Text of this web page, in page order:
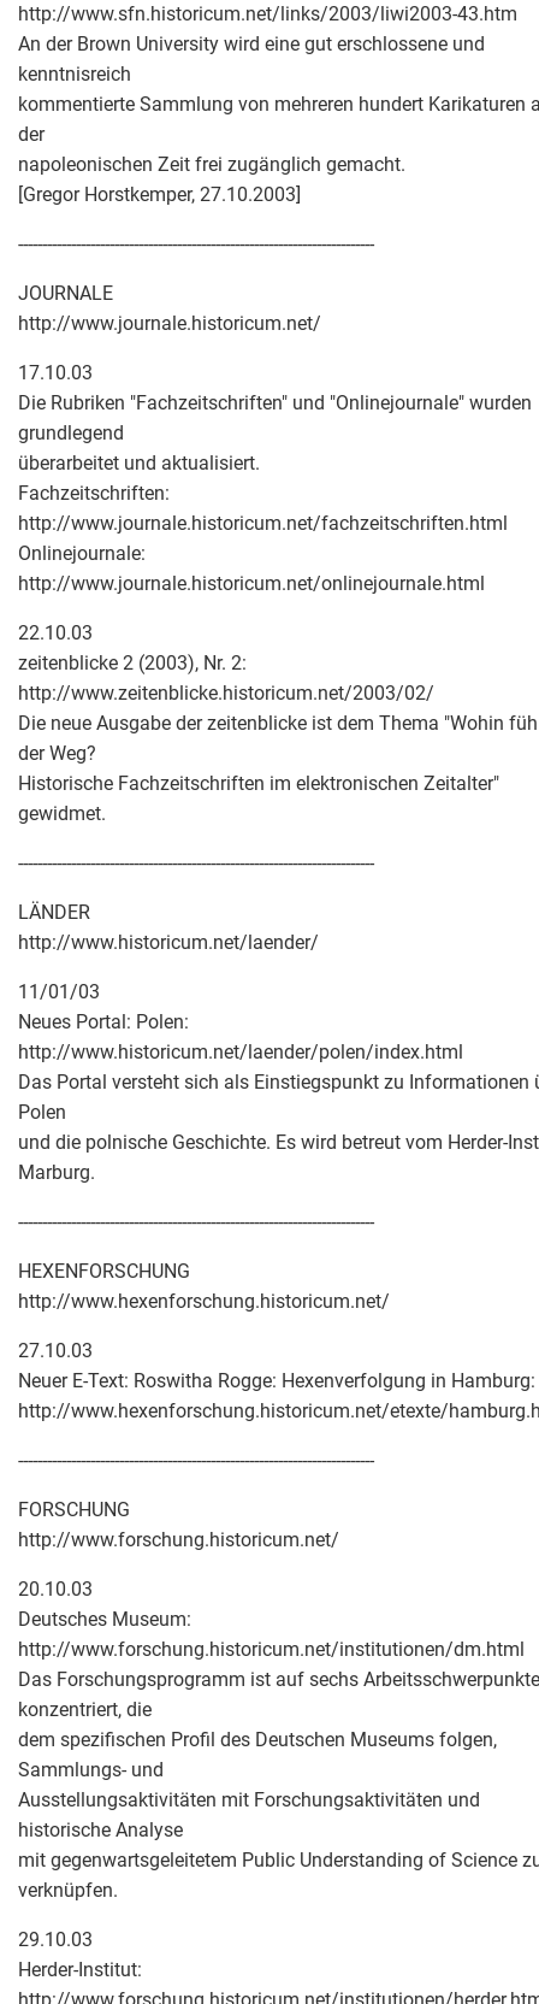
http://www.sfn.historicum.net/links/2003/liwi2003-43.htm
An der Brown University wird eine gut erschlossene und
kenntnisreich
kommentierte Sammlung von mehreren hundert Karikaturen
der
napoleonischen Zeit frei zugänglich gemacht.
[Gregor Horstkemper, 27.10.2003]
--------------------------------------------------------------------------
JOURNALE
http://www.journale.historicum.net/
17.10.03
Die Rubriken "Fachzeitschriften" und "Onlinejournale" wurden
grundlegend
überarbeitet und aktualisiert.
Fachzeitschriften:
http://www.journale.historicum.net/fachzeitschriften.html
Onlinejournale:
http://www.journale.historicum.net/onlinejournale.html
22.10.03
zeitenblicke 2 (2003), Nr. 2:
http://www.zeitenblicke.historicum.net/2003/02/
Die neue Ausgabe der zeitenblicke ist dem Thema "Wohin
der Weg?
Historische Fachzeitschriften im elektronischen Zeitalter"
gewidmet.
--------------------------------------------------------------------------
LÄNDER
http://www.historicum.net/laender/
11/01/03
Neues Portal: Polen:
http://www.historicum.net/laender/polen/index.html
Das Portal versteht sich als Einstiegspunkt zu Informationen
Polen
und die polnische Geschichte. Es wird betreut vom Herder-
Marburg.
--------------------------------------------------------------------------
HEXENFORSCHUNG
http://www.hexenforschung.historicum.net/
27.10.03
Neuer E-Text: Roswitha Rogge: Hexenverfolgung in Hamburg:
http://www.hexenforschung.historicum.net/etexte/
--------------------------------------------------------------------------
FORSCHUNG
http://www.forschung.historicum.net/
20.10.03
Deutsches Museum:
http://www.forschung.historicum.net/institutionen/dm.html
Das Forschungsprogramm ist auf sechs Arbeitsschwerpunkte
konzentriert, die
dem spezifischen Profil des Deutschen Museums folgen,
Sammlungs- und
Ausstellungsaktivitäten mit Forschungsaktivitäten und
historische Analyse
mit gegenwartsgeleitetem Public Understanding of Science
verknüpfen.
29.10.03
Herder-Institut: